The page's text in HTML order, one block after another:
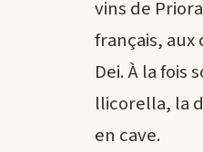
vins de
français, aux
Dei. À la
llicorella, la
en cave.